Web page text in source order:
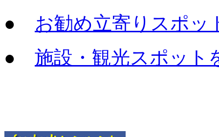
● お勧め立寄りスポッ
● 施設・観光スポット